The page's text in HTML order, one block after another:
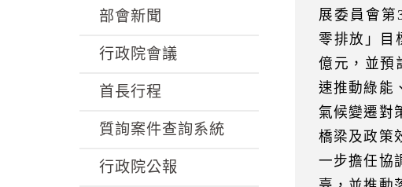
部會新聞
行政院會議
首長行程
質詢案件查詢系統
行政院公報
展委員會第
零排放」目
億元，並預
速推動綠能
氣候變遷對
橋梁及政策
一步擔任協